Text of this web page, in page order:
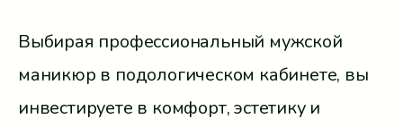
Выбирая профессиональный мужской
маникюр в подологическом кабинете, вы
инвестируете в комфорт, эстетику и